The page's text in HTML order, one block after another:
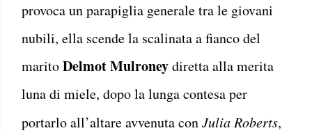
provoca un parapiglia generale tra le giovani
nubili, ella scende la scalinata a fianco del
maritoDelmot Mulroneydiretta alla merita
luna di miele, dopo la lunga contesa per
portarlo all’altare avvenuta conJulia Roberts,